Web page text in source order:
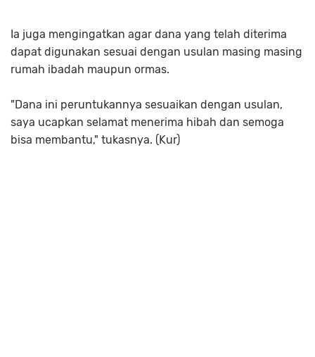
Ia juga mengingatkan agar dana yang telah diterima
dapat digunakan sesuai dengan usulan masing masing
rumah ibadah maupun ormas.
"Dana ini peruntukannya sesuaikan dengan usulan,
saya ucapkan selamat menerima hibah dan semoga
bisa membantu," tukasnya. (Kur)